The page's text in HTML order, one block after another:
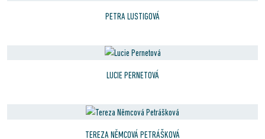
PETRA LUSTIGOVÁ
LUCIE PERNETOVÁ
TEREZA NĚMCOVÁ PETRÁŠKOVÁ